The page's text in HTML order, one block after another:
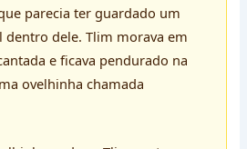
parecia ter guardado um
dentro dele. Tlim morava em
e ficava pendurado na
ovelhinha chamada